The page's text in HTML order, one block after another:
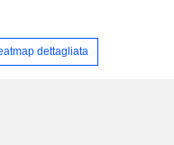
dettagliata